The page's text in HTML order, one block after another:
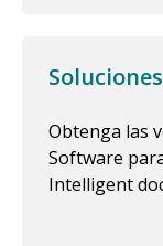
Obtenga las
Software
Intelligent